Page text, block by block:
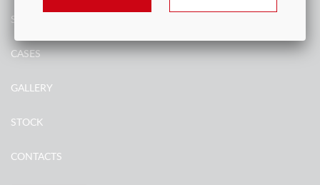
SERVICES
CASES
GALLERY
STOCK
CONTACTS